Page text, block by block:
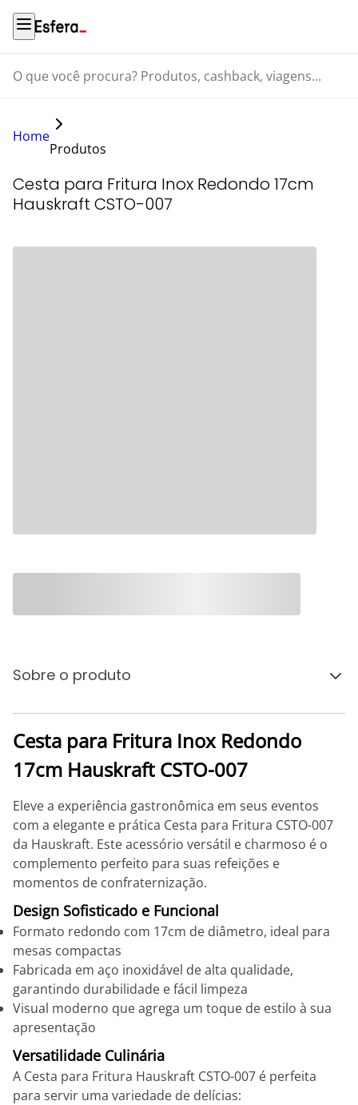
O que você procura? Produtos, cashback, viagens...
Home
Produtos
Cesta para Fritura Inox Redondo 17cm
Hauskraft CSTO-007
Sobre o produto
Cesta para Fritura Inox Redondo
17cm Hauskraft CSTO-007
Eleve a experiência gastronômica em seus eventos
com a elegante e prática Cesta para Fritura CSTO-007
da Hauskraft. Este acessório versátil e charmoso é o
complemento perfeito para suas refeições e
momentos de confraternização.
Design Sofisticado e Funcional
Formato redondo com 17cm de diâmetro, ideal para
mesas compactas
Fabricada em aço inoxidável de alta qualidade,
garantindo durabilidade e fácil limpeza
Visual moderno que agrega um toque de estilo à sua
apresentação
Versatilidade Culinária
A Cesta para Fritura Hauskraft CSTO-007 é perfeita
para servir uma variedade de delícias: